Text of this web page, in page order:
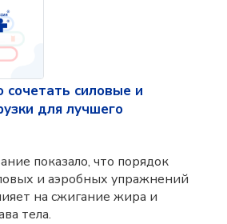
сочетать силовые и
для лучшего
показало, что порядок
и аэробных упражнений
на сжигание жира и
тела.